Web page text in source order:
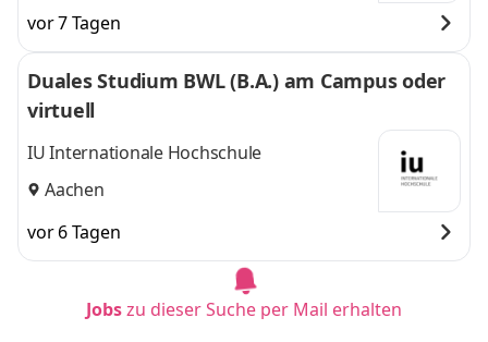
vor 7 Tagen
Duales Studium BWL (B.A.) am Campus oder
virtuell
IU Internationale Hochschule
Aachen
vor 6 Tagen
Jobszu dieser Suche per Mail erhalten